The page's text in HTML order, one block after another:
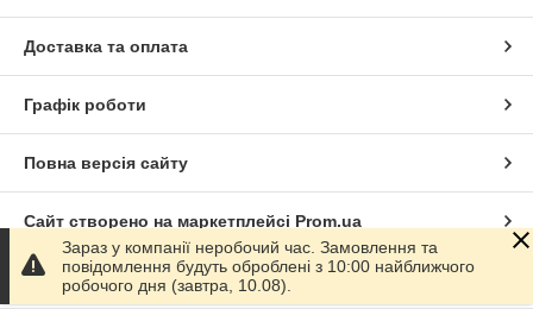
Доставка та оплата
Графік роботи
Повна версія сайту
Сайт створено на маркетплейсі Prom.ua
Політика конфіденційності
Зараз у компанії неробочий час. Замовлення та
повідомлення будуть оброблені з 10:00 найближчого
робочого дня (завтра, 10.08).